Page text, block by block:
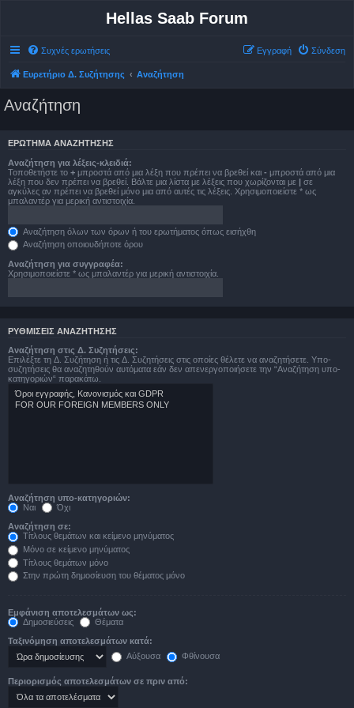
Hellas Saab Forum
Συχνές ερωτήσεις Σύνδεση
Εγγραφή
Ευρετήριο Δ. Συζήτησης Αναζήτηση
Αναζήτηση
ΕΡΏΤΗΜΑ ΑΝΑΖΉΤΗΣΗΣ
Αναζήτηση για λέξεις-κλειδιά:
Τοποθετήστε το + μπροστά από μια λέξη που πρέπει να βρεθεί και - μπροστά από μια
λέξη που δεν πρέπει να βρεθεί. Βάλτε μια λίστα με λέξεις που χωρίζονται με | σε
αγκύλες αν πρέπει να βρεθεί μόνο μια από αυτές τις λέξεις. Χρησιμοποιείστε * ως
μπαλαντέρ για μερική αντιστοιχία.
Αναζήτηση όλων των όρων ή του ερωτήματος όπως εισήχθη
Αναζήτηση οποιουδήποτε όρου
Αναζήτηση για συγγραφέα:
Χρησιμοποιείστε * ως μπαλαντέρ για μερική αντιστοιχία.
ΡΥΘΜΊΣΕΙΣ ΑΝΑΖΉΤΗΣΗΣ
Αναζήτηση στις Δ. Συζητήσεις:
Επιλέξτε τη Δ. Συζήτηση ή τις Δ. Συζητήσεις στις οποίες θέλετε να αναζητήσετε. Υπο-
συζητήσεις θα αναζητηθούν αυτόματα εάν δεν απενεργοποιήσετε την “Αναζήτηση υπο-
κατηγοριών“ παρακάτω.
Αναζήτηση υπο-κατηγοριών:
Ναι
Όχι
Αναζήτηση σε:
Τίτλους θεμάτων και κείμενο μηνύματος
Μόνο σε κείμενο μηνύματος
Τίτλους θεμάτων μόνο
Στην πρώτη δημοσίευση του θέματος μόνο
Εμφάνιση αποτελεσμάτων ως:
Δημοσιεύσεις
Θέματα
Ταξινόμηση αποτελεσμάτων κατά:
Αύξουσα
Φθίνουσα
Περιορισμός αποτελεσμάτων σε πριν από: